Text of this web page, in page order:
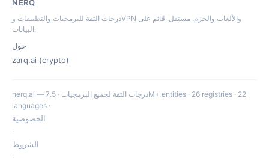
NERQ
درجات الثقة للبرمجيات والتطبيقات وVPN والألعاب والحزم. مستقل. قائم على
البيانات.
حول
zarq.ai (crypto)
nerq.ai — درجات الثقة لجميع البرمجيات · 7.5M+ entities · 26 registries · 22
languages ·
الخصوصية
·
الشروط